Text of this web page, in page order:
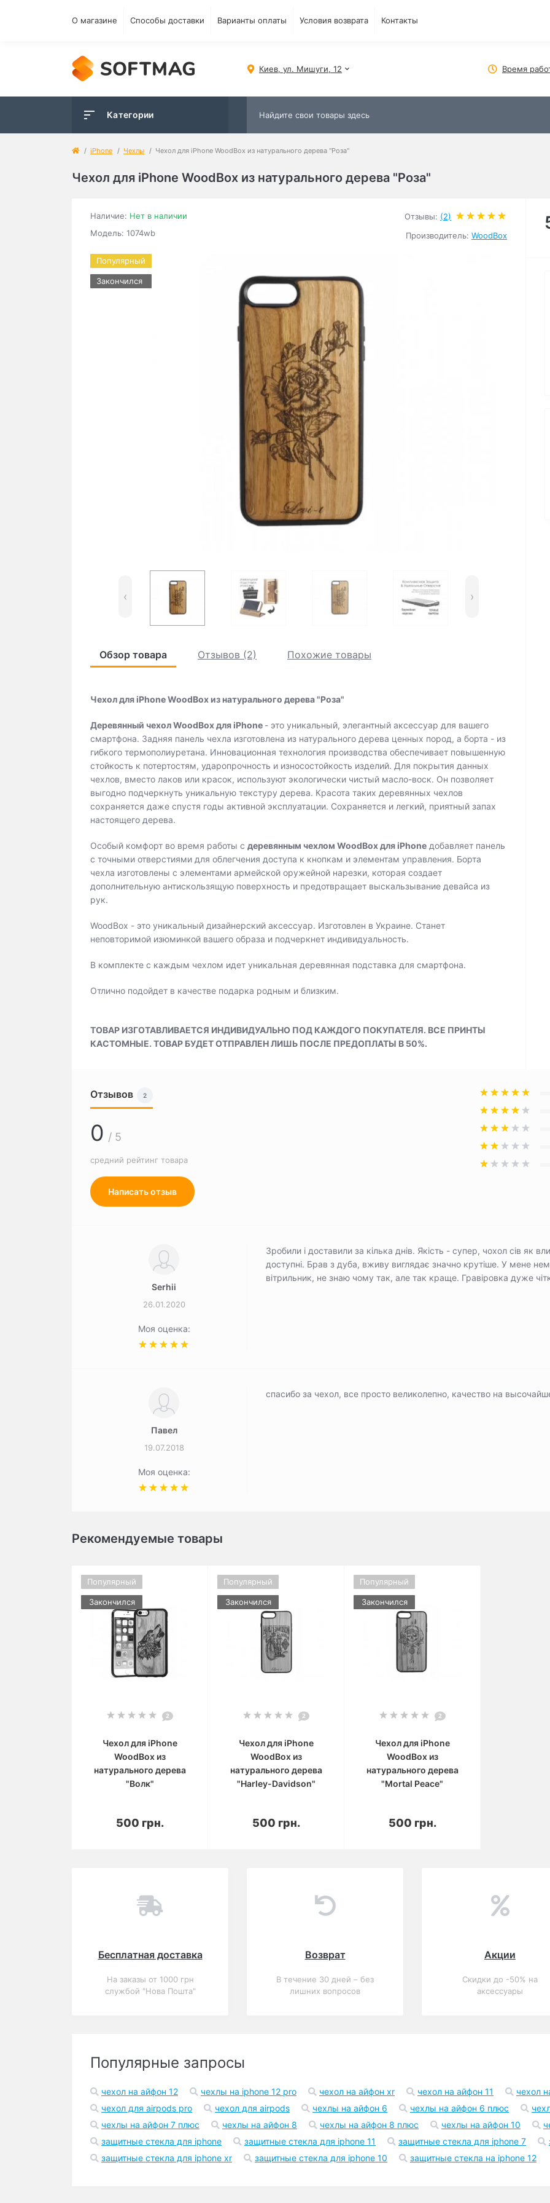
О магазине Способы доставки Варианты оплаты Условия возврата Контакты
Киев, ул. Мишуги, 12 Время
Категории
iPhone Чехлы Чехол для iPhone WoodBox из натурального дерева "Роза"
Чехол для iPhone WoodBox из натурального дерева "Роза"
Наличие: Нет в наличии
Модель: 1074wb
Отзывы: (2)
Производитель: WoodBox
Популярный
Закончился
‹ ›
Обзор товара Отзывов (2) Похожие товары
Чехол для iPhone WoodBox из натурального дерева "Роза"
Деревянный чехол WoodBox для iPhone - это уникальный, элегантный аксессуар для вашего
смартфона. Задняя панель чехла изготовлена из натурального дерева ценных пород, а борта - из
гибкого термополиуретана. Инновационная технология производства обеспечивает повышенную
стойкость к потертостям, ударопрочность и износостойкость изделий. Для покрытия данных
чехлов, вместо лаков или красок, используют экологически чистый масло-воск. Он позволяет
выгодно подчеркнуть уникальную текстуру дерева. Красота таких деревянных чехлов
сохраняется даже спустя годы активной эксплуатации. Сохраняется и легкий, приятный запах
настоящего дерева.
Особый комфорт во время работы с деревянным чехлом WoodBox для iPhone добавляет панель
с точными отверстиями для облегчения доступа к кнопкам и элементам управления. Борта
чехла изготовлены с элементами армейской оружейной нарезки, которая создает
дополнительную антискользящую поверхность и предотвращает выскальзывание девайса из
рук.
WoodBox - это уникальный дизайнерский аксессуар. Изготовлен в Украине. Станет
неповторимой изюминкой вашего образа и подчеркнет индивидуальность.
В комплекте с каждым чехлом идет уникальная деревянная подставка для смартфона.
Отлично подойдет в качестве подарка родным и близким.
ТОВАР ИЗГОТАВЛИВАЕТСЯ ИНДИВИДУАЛЬНО ПОД КАЖДОГО ПОКУПАТЕЛЯ. ВСЕ ПРИНТЫ
КАСТОМНЫЕ. ТОВАР БУДЕТ ОТПРАВЛЕН ЛИШЬ ПОСЛЕ ПРЕДОПЛАТЫ В 50%.
Отзывов 2
0 / 5
средний рейтинг товара
Написать отзыв
Serhii
26.01.2020
Моя оценка:
Зробили і доставили за кілька днів. Якість - супер, чохол сів як
доступні. Брав з дуба, вживу виглядає значно крутіше. У мене
вітрильник, не знаю чому так, але так краще. Гравіровка дуже
Павел
19.07.2018
Моя оценка:
спасибо за чехол, все просто великолепно, качество на
Рекомендуемые товары
Популярный
Закончился
2
Чехол для iPhone
WoodBox из
натурального дерева
"Волк"
500 грн.
В корзину
Популярный
Закончился
2
Чехол для iPhone
WoodBox из
натурального дерева
"Harley-Davidson"
500 грн.
В корзину
Популярный
Закончился
2
Чехол для iPhone
WoodBox из
натурального дерева
"Mortal Peace"
500 грн.
В корзину
Чехол для iPhone
500 грн.
В корзину